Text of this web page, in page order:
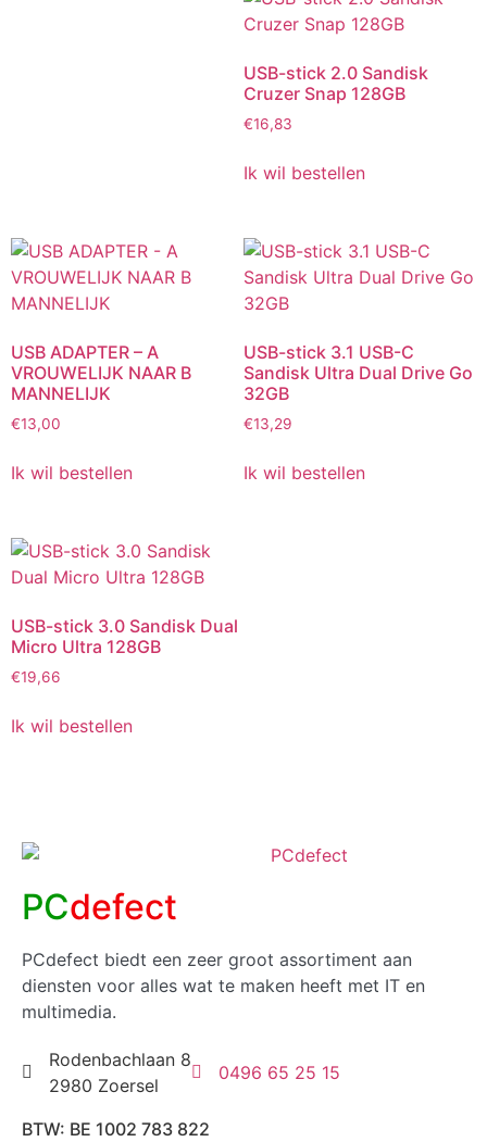
USB-stick 2.0 Sandisk
Cruzer Snap 128GB
€16,83
Ik wil bestellen
USB ADAPTER – A
VROUWELIJK NAAR B
MANNELIJK
€13,00
Ik wil bestellen
USB-stick 3.1 USB-C
Sandisk Ultra Dual Drive Go
32GB
€13,29
Ik wil bestellen
USB-stick 3.0 Sandisk Dual
Micro Ultra 128GB
€19,66
Ik wil bestellen
PCdefect
PCdefect biedt een zeer groot assortiment aan
diensten voor alles wat te maken heeft met IT en
multimedia.
Rodenbachlaan 8
2980 Zoersel
0496 65 25 15
BTW: BE 1002 783 822